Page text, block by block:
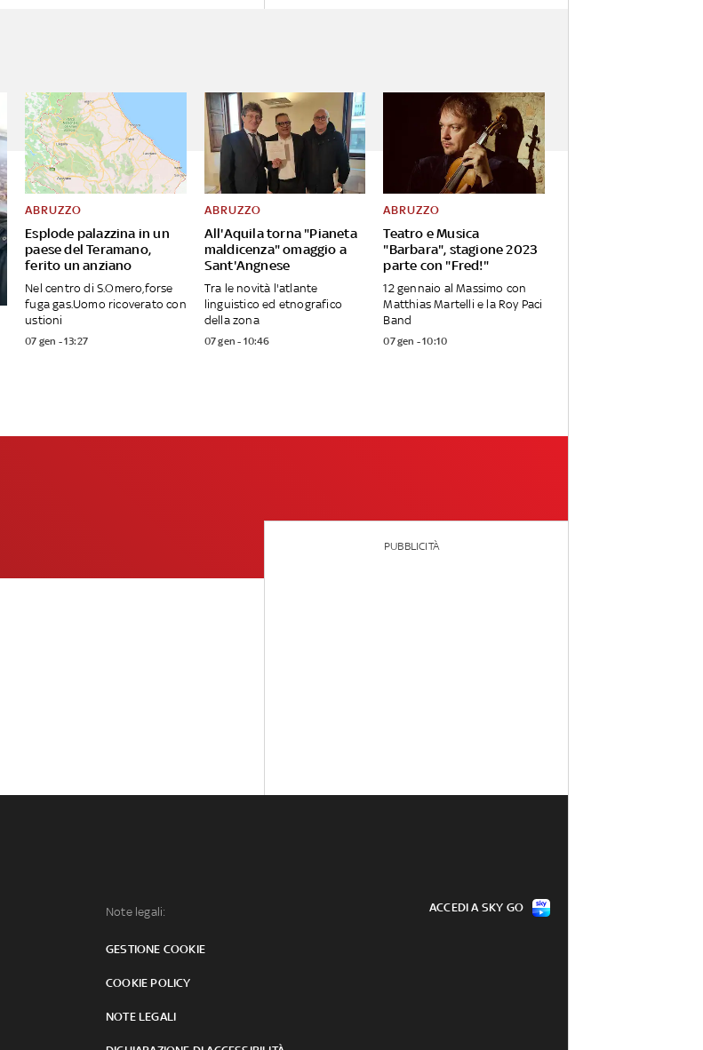
Esplode palazzina in un
paese del Teramano,
ferito un anziano
ABRUZZO
Nel centro di S.Omero,forse
fuga gas.Uomo ricoverato con
ustioni
07 gen - 13:27
All'Aquila torna "Pianeta
maldicenza" omaggio a
Sant'Angnese
ABRUZZO
Tra le novità l'atlante
linguistico ed etnografico
della zona
07 gen - 10:46
Teatro e Musica
"Barbara", stagione 2023
parte con "Fred!"
ABRUZZO
12 gennaio al Massimo con
Matthias Martelli e la Roy Paci
Band
07 gen - 10:10
PUBBLICITÀ
Note legali:
GESTIONE COOKIE
COOKIE POLICY
NOTE LEGALI
ACCEDI A SKY GO